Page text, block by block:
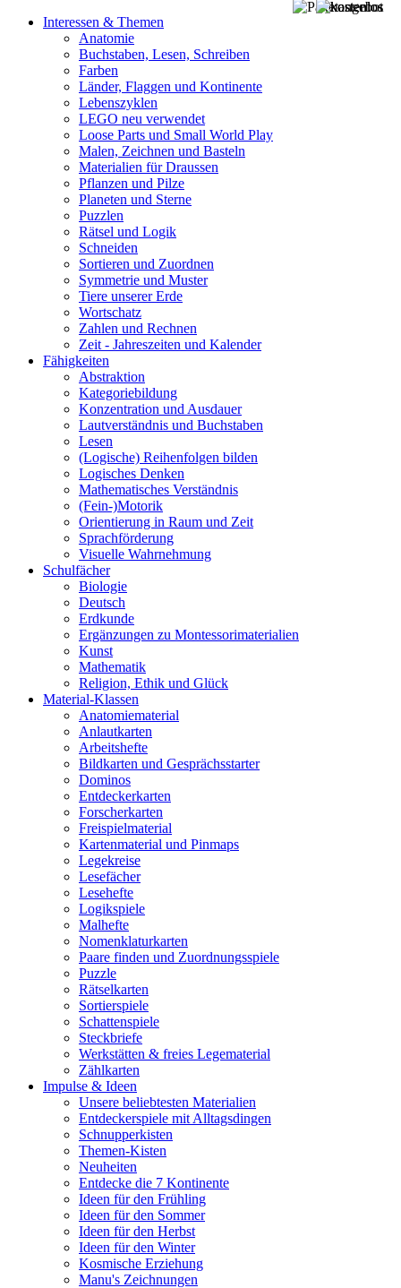
Interessen & Themen
Anatomie
Buchstaben, Lesen, Schreiben
Farben
Länder, Flaggen und Kontinente
Lebenszyklen
LEGO neu verwendet
Loose Parts und Small World Play
Malen, Zeichnen und Basteln
Materialien für Draussen
Pflanzen und Pilze
Planeten und Sterne
Puzzlen
Rätsel und Logik
Schneiden
Sortieren und Zuordnen
Symmetrie und Muster
Tiere unserer Erde
Wortschatz
Zahlen und Rechnen
Zeit - Jahreszeiten und Kalender
Fähigkeiten
Abstraktion
Kategoriebildung
Konzentration und Ausdauer
Lautverständnis und Buchstaben
Lesen
(Logische) Reihenfolgen bilden
Logisches Denken
Mathematisches Verständnis
(Fein-)Motorik
Orientierung in Raum und Zeit
Sprachförderung
Visuelle Wahrnehmung
Schulfächer
Biologie
Deutsch
Erdkunde
Ergänzungen zu Montessorimaterialien
Kunst
Mathematik
Religion, Ethik und Glück
Material-Klassen
Anatomiematerial
Anlautkarten
Arbeitshefte
Bildkarten und Gesprächsstarter
Dominos
Entdeckerkarten
Forscherkarten
Freispielmaterial
Kartenmaterial und Pinmaps
Legekreise
Lesefächer
Lesehefte
Logikspiele
Malhefte
Nomenklaturkarten
Paare finden und Zuordnungsspiele
Puzzle
Rätselkarten
Sortierspiele
Schattenspiele
Steckbriefe
Werkstätten & freies Legematerial
Zählkarten
Impulse & Ideen
Unsere beliebtesten Materialien
Entdeckerspiele mit Alltagsdingen
Schnupperkisten
Themen-Kisten
Neuheiten
Entdecke die 7 Kontinente
Ideen für den Frühling
Ideen für den Sommer
Ideen für den Herbst
Ideen für den Winter
Kosmische Erziehung
Manu's Zeichnungen